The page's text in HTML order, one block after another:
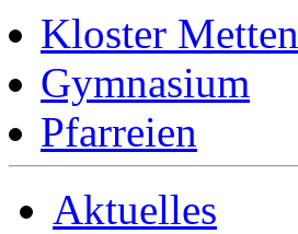
Kloster Metten
Gymnasium
Pfarreien
Aktuelles